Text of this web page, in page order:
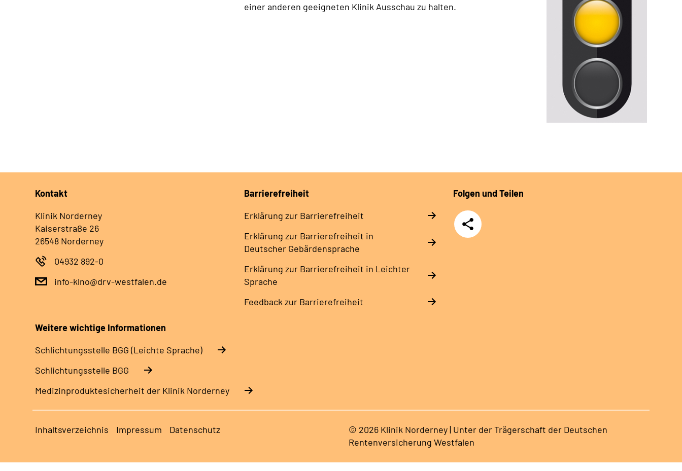
einer anderen geeigneten Klinik Ausschau zu halten.
Kontakt
Klinik Norderney
Kaiserstraße 26
26548 Norderney
04932 892-0
info-klno@drv-westfalen.de
Barrierefreiheit
Erklärung zur Barrierefreiheit
Erklärung zur Barrierefreiheit in
Deutscher Gebärdensprache
Erklärung zur Barrierefreiheit in Leichter
Sprache
Feedback zur Barrierefreiheit
Folgen und Teilen
Teilen
Weitere wichtige Informationen
Schlich­tungs­stel­le BGG (Leichte Sprache)
Schlich­tungs­stel­le BGG
Medizinproduktesicherheit der Klinik Norderney
Inhaltsverzeichnis Impressum Datenschutz
© 2026 Klinik Norderney | Unter der Trägerschaft der Deutschen
Rentenversicherung Westfalen